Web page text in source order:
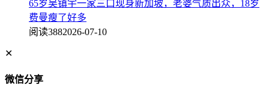
65岁吴镇宇一家三口现身新加坡，老婆气质出众，18岁
费曼瘦了好多
阅读3882026-07-10
✕
微信分享